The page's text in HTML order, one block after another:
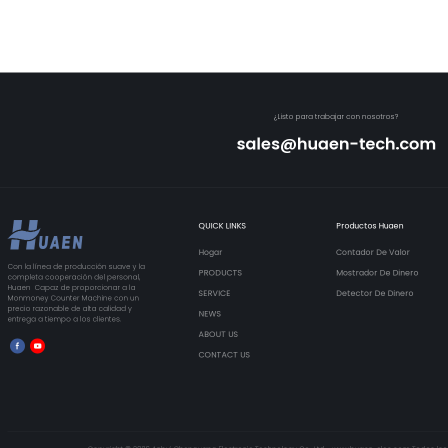
¿Listo para trabajar con nosotros?
sales@huaen-tech.com
Con la línea de producción suave y la
completa cooperación del personal,
Huaen Capaz de proporcionar a la
Monmoney Counter Machine con un
precio razonable de alta calidad y
entrega a tiempo a los clientes.
QUICK LINKS
Hogar
PRODUCTS
SERVICE
NEWS
ABOUT US
CONTACT US
Productos Huaen
Contador De Valor
Mostrador De Dinero
Detector De Dinero